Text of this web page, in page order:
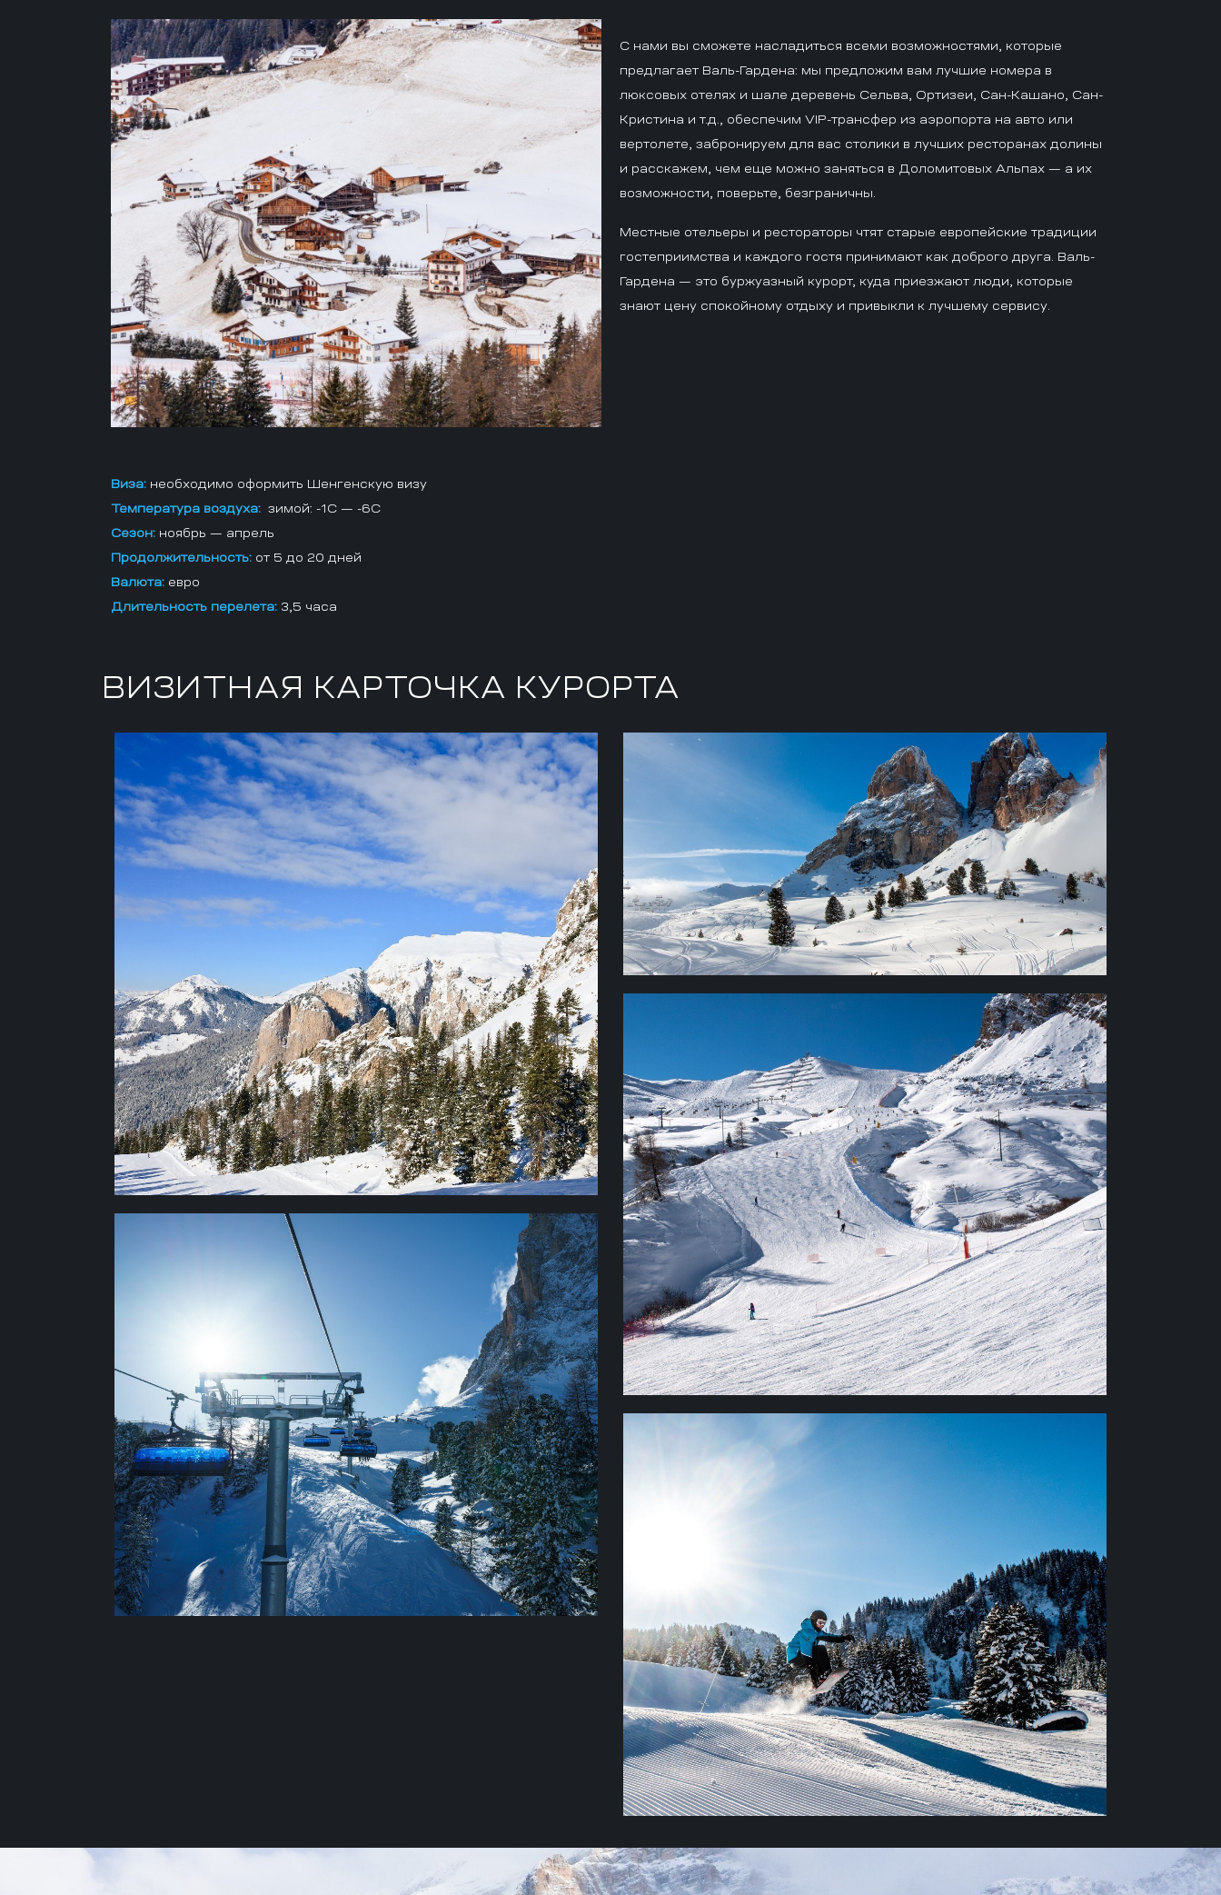
С нами вы сможете насладиться всеми возможностями, которые
предлагает Валь-Гардена: мы предложим вам лучшие номера в
люксовых отелях и шале деревень Сельва, Ортизеи, Сан-Кашано, Сан-
Кристина и т.д., обеспечим VIP-трансфер из аэропорта на авто или
вертолете, забронируем для вас столики в лучших ресторанах долины
и расскажем, чем еще можно заняться в Доломитовых Альпах — а их
возможности, поверьте, безграничны.
Местные отельеры и рестораторы чтят старые европейские традиции
гостеприимства и каждого гостя принимают как доброго друга. Валь-
Гардена — это буржуазный курорт, куда приезжают люди, которые
знают цену спокойному отдыху и привыкли к лучшему сервису.
Виза: необходимо оформить Шенгенскую визу
Температура воздуха: зимой: -1С — -6С
Сезон: ноябрь — апрель
Продолжительность: от 5 до 20 дней
Валюта: евро
Длительность перелета: 3,5 часа
ВИЗИТНАЯ КАРТОЧКА КУРОРТА
БЛИЖАЙШИЙ
АЭРОПОРТ
Инсбрук – 120 км. Аэропорт для Вашего бизнес джета –
Больцано – 40 км. Дорога на машине от Мюнхена занимает
КОЛИЧЕСТВО
ПОДЪЕМНИКОВ
ВЫСОТА НАД
УРОВНЕМ МОРЯ
Ортизеи (Ortisei) – 1235 м, Санта-Кристина (Santa Cristina) –
1466 м и Сельва Гардена (Selva Gardena) – 1563 м.
ПЕРЕПАДЫ ВЫСОТ НА
СКЛОНАХ
175 км. Синие (легкие) трассы — 52 км (35%), Красные
(средней сложности) — 105 км (55%), черные (сложные) — 18
км (10%).
ДЛЯ ТУРИСТОВ
горнолыжному спорту, в 1970 году прошел первый чемпионат
мира, и с этих пор здесь регулярно проводятся соревнования
в таких видах, как слалом, комбинация, скоростной спуск.